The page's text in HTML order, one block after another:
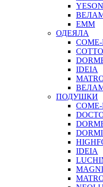
YESON
ЕММ
ОДЕЯЛА
COME-
IDEIA
ПОДУШКИ
COME-
IDEIA